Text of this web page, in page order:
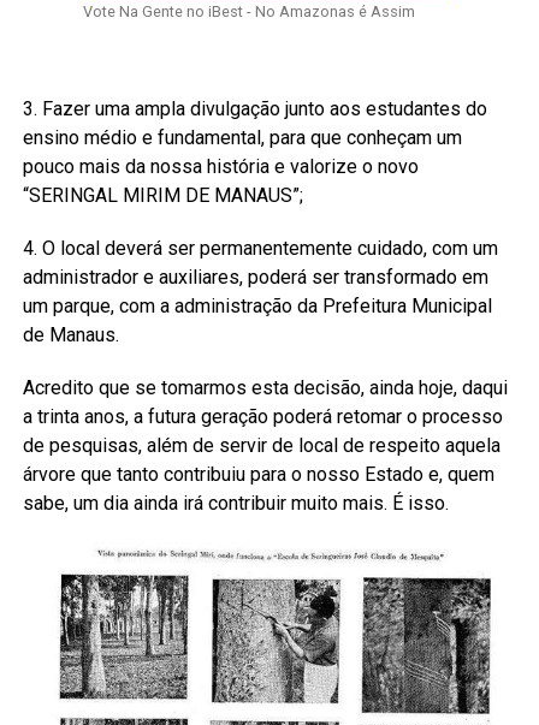
Vote Na Gente no iBest - No Amazonas é Assim
3. Fazer uma ampla divulgação junto aos estudantes do
ensino médio e fundamental, para que conheçam um
pouco mais da nossa história e valorize o novo
“SERINGAL MIRIM DE MANAUS”;
4. O local deverá ser permanentemente cuidado, com um
administrador e auxiliares, poderá ser transformado em
um parque, com a administração da Prefeitura Municipal
de Manaus.
Acredito que se tomarmos esta decisão, ainda hoje, daqui
a trinta anos, a futura geração poderá retomar o processo
de pesquisas, além de servir de local de respeito aquela
árvore que tanto contribuiu para o nosso Estado e, quem
sabe, um dia ainda irá contribuir muito mais. É isso.